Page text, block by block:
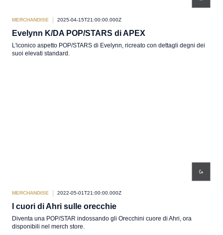
MERCHANDISE 2025-04-15T21:00:00.000Z
Evelynn K/DA POP/STARS di APEX
L'iconico aspetto POP/STARS di Evelynn, ricreato con dettagli degni dei
suoi elevati standard.
MERCHANDISE 2022-05-01T21:00:00.000Z
I cuori di Ahri sulle orecchie
Diventa una POP/STAR indossando gli Orecchini cuore di Ahri, ora
disponibili nel merch store.